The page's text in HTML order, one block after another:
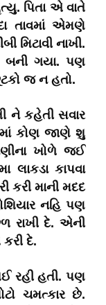
પિતા એ વાતે
તાવમાં એમણે
મિટાવી નાખી.
બની ગયા. પણ
જ ન હતો.
ને કહેતી સવાર
કોણ જાણે શુ
ખોળે જઈ
લાકડા કાપવા
કરી માની મદદ
નહિ પણ
રાખી દે. એની
દે.
રહી હતી. પણ
ચમત્કાર છે.